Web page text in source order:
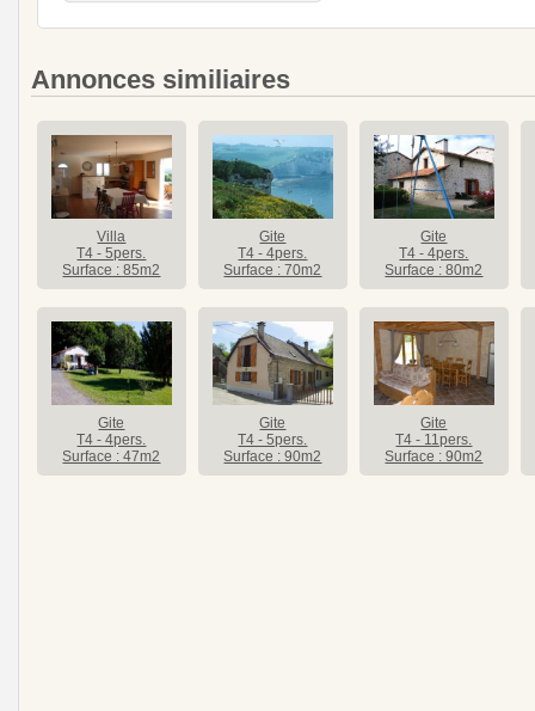
Annonces similiaires
Villa
T4 - 5pers.
Surface : 85m2
Gite
T4 - 4pers.
Surface : 70m2
Gite
T4 - 4pers.
Surface : 80m2
Gite
T4 - 4pers.
Surface : 47m2
Gite
T4 - 5pers.
Surface : 90m2
Gite
T4 - 11pers.
Surface : 90m2